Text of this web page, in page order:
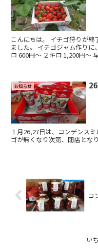
こんにちは。 イチゴ狩りが終
ました。 イチゴジャム作り
ロ 600円～ ２キロ 1,200円～
お知らせ
１月26,27日は、コンデンス
ゴが無くなり次第、閉店とな
コ
い